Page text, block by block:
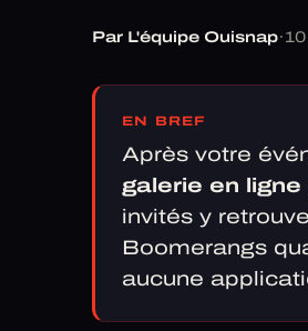
Par L'équipe Ouisnap·
EN BREF
Après votre
galerie en
invités y
Boomerangs
aucune